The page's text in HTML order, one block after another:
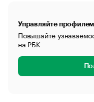
Управляйте
Повышайте
на РБК